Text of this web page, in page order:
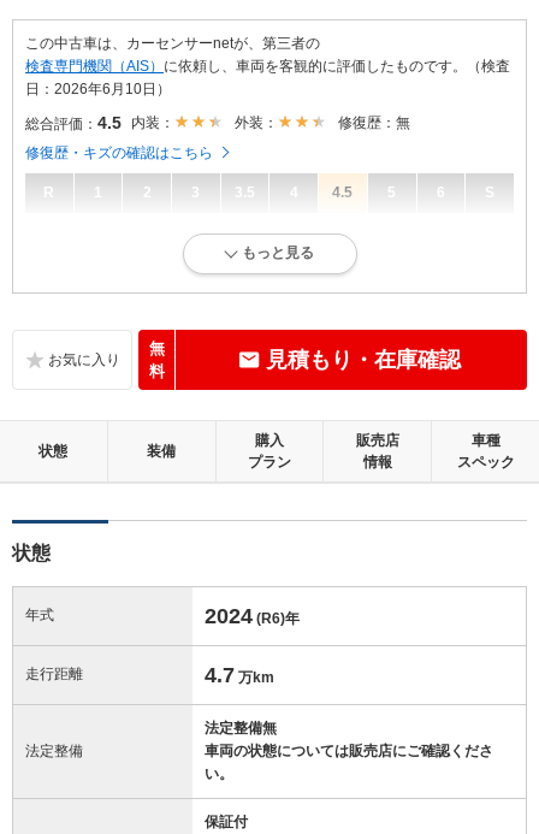
この中古車は、カーセンサーnetが、第三者の
検査専門機関（AIS） に依頼し、車両を客観的に評価したものです。（検査
日：2026年6月10日）
総合評価： 4.5 内装： 外装：
修復歴：無
修復歴・キズの確認はこちら
R 1 2 3 3.5 4 4.5 5 6 S
内外装に目立たない軽微なキズ、ヘコミが少し認められますが、良好な
目立たない軽微なダメージはありますが、良好な状態です。
外装：
キズ、ヘコミなどが少なく、あっても目立たない、良好な状態です。
もっと見る
無
料
見積もり・在庫確認
状態 装備
購入
プラン
販売店
情報
車種
スペック
状態
年式 2024 (R6)年
走行距離 4.7 万km
法定整備
法定整備無
車両の状態については販売店にご確認くださ
い。
保証付